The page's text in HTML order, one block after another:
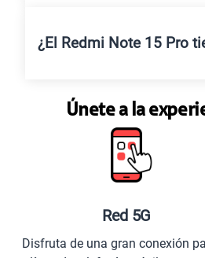
¿El Redmi Note 15 Pro
Únete a la
para tu